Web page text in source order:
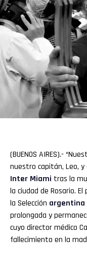
(BUENOS AIRES).-
nuestro capitán, Leo,
Inter Miami tras la
la ciudad de Rosario.
la Selección argentina
prolongada y
cuyo director médico
fallecimiento en la